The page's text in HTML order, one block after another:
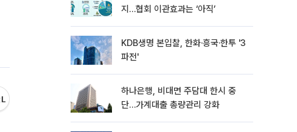
지…협회 이관효과는 ‘아직’
KDB생명 본입찰, 한화·흥국·한투 '3
파전'
하나은행, 비대면 주담대 한시 중
단…가계대출 총량관리 강화